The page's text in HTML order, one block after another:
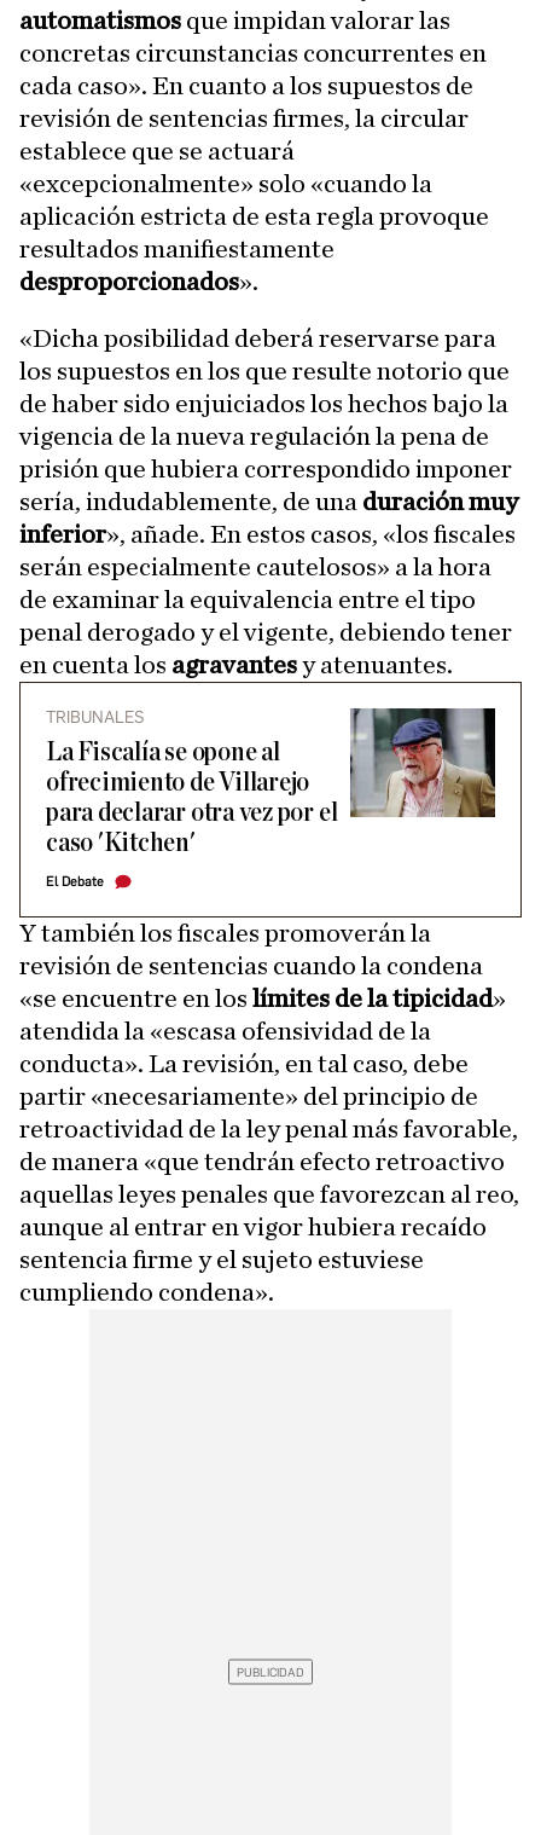
automatismos que impidan valorar las
concretas circunstancias concurrentes en
cada caso». En cuanto a los supuestos de
revisión de sentencias firmes, la circular
establece que se actuará
«excepcionalmente» solo «cuando la
aplicación estricta de esta regla provoque
resultados manifiestamente
desproporcionados».
«Dicha posibilidad deberá reservarse para
los supuestos en los que resulte notorio que
de haber sido enjuiciados los hechos bajo la
vigencia de la nueva regulación la pena de
prisión que hubiera correspondido imponer
sería, indudablemente, de una duración muy
inferior», añade. En estos casos, «los fiscales
serán especialmente cautelosos» a la hora
de examinar la equivalencia entre el tipo
penal derogado y el vigente, debiendo tener
en cuenta los agravantesy atenuantes.
TRIBUNALES
La Fiscalía se opone al
ofrecimiento de Villarejo
para declarar otra vez por el
caso 'Kitchen'
El Debate
Y también los fiscales promoverán la
revisión de sentencias cuando la condena
«se encuentre en los límites de la tipicidad»
atendida la «escasa ofensividad de la
conducta». La revisión, en tal caso, debe
partir «necesariamente» del principio de
retroactividad de la ley penal más favorable,
de manera «que tendrán efecto retroactivo
aquellas leyes penales que favorezcan al reo,
aunque al entrar en vigor hubiera recaído
sentencia firme y el sujeto estuviese
cumpliendo condena».